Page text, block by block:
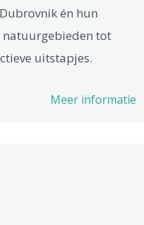
én hun
natuurgebieden tot
uitstapjes.
Meer informatie